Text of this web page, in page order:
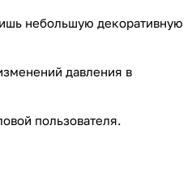
небольшую декоративную
давления в
пользователя.